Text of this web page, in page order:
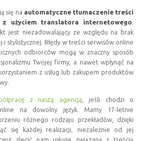
się na automatyczne tłumaczenie treści
z użyciem translatora internetowego
jest niezadowalający ze względu na brak
stylistycznej. Błędy w treści serwisów online
odbiorców mogą w znaczny sposób
Twojej firmy, a nawet wpłynąć na
z usług lub zakupem produktów
z naszą agencją , jeśli chodzi o
na dowolny język. Mamy 17-letnie
różnego rodzaju przekładów, dzięki
się każdej realizacji, niezależnie od jej
zlecić nam usługę związaną z treścią